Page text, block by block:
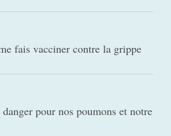
fais vacciner contre la grippe
pour nos poumons et notre